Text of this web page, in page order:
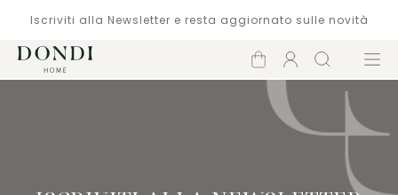
Iscriviti alla Newsletter e resta aggiornato sulle novità
Carrello
Account
Cerca Menù